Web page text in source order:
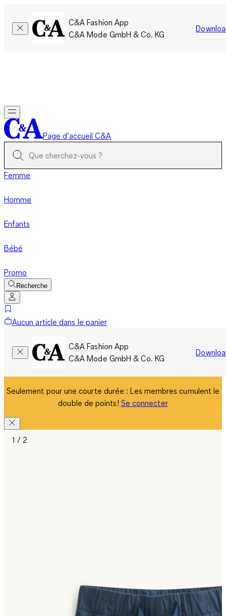
C&A Fashion App
C&A Mode GmbH & Co. KG
Page d’accueil C&A
Femme
Homme
Enfants
Bébé
Promo
Recherche
Aucun article dans le panier
C&A Fashion App
C&A Mode GmbH & Co. KG
Seulement pour une courte durée : Les membres cumulent le
double de points! Se connecter
1 / 2